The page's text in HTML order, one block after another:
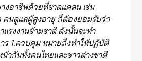
งอาชีพด้วยที่ขาดแคลน เช่น
คนดูแลผู้สูงอายุ ก็ต้องยอมรับว่า
แรงงานข้ามชาติดังนั้นจะทำ
ร 1.ควบคุม หมายถึงทำให้ปฏับัติ
ากันทั้งคนไทยและชาวต่างชาติ